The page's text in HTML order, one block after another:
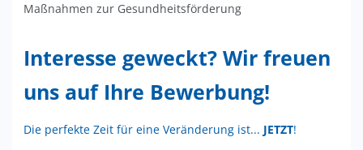
Maßnahmen zur Gesundheitsförderung
Interesse geweckt? Wir freuen
uns auf Ihre Bewerbung!
Die perfekte Zeit für eine Veränderung ist... JETZT!